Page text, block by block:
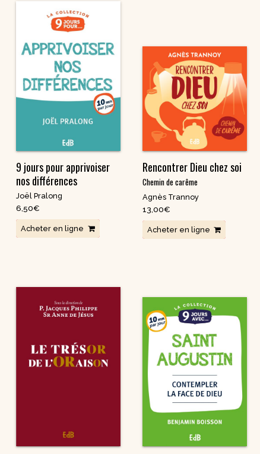
9 jours pour apprivoiser
nos différences
Joël Pralong
6,50€
Acheter en ligne
Rencontrer Dieu chez soi
Chemin de carême
Agnès Trannoy
13,00€
Acheter en ligne